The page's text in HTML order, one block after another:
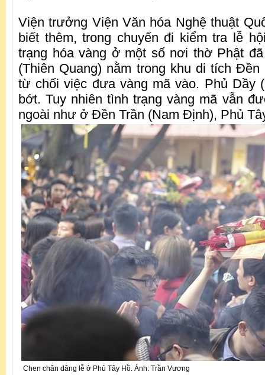
Viện trưởng Viện Văn hóa Nghệ thuật
biết thêm, trong chuyến đi kiểm tra lễ
trạng hóa vàng ở một số nơi thờ Phật
(Thiên Quang) nằm trong khu di tích
từ chối việc đưa vàng mã vào. Phủ Dầy
bớt. Tuy nhiên tình trạng vàng mã vẫn
ngoài như ở Đền Trần (Nam Định), Phủ
Chen chân dâng lễ ở Phủ Tây Hồ. Ảnh: Trần Vương